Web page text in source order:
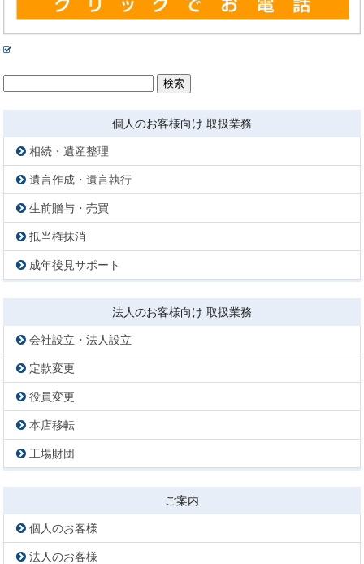
検
索:
個人のお客様向け 取扱業務
相続・遺産整理
遺言作成・遺言執行
生前贈与・売買
抵当権抹消
成年後見サポート
法人のお客様向け 取扱業務
会社設立・法人設立
定款変更
役員変更
本店移転
工場財団
ご案内
個人のお客様
法人のお客様